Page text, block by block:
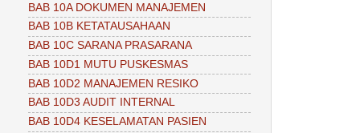
BAB 10A DOKUMEN MANAJEMEN
BAB 10B KETATAUSAHAAN
BAB 10C SARANA PRASARANA
BAB 10D1 MUTU PUSKESMAS
BAB 10D2 MANAJEMEN RESIKO
BAB 10D3 AUDIT INTERNAL
BAB 10D4 KESELAMATAN PASIEN